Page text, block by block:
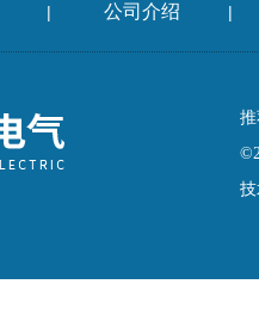
| 公司介绍 |